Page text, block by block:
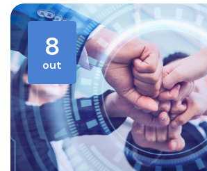
8
out